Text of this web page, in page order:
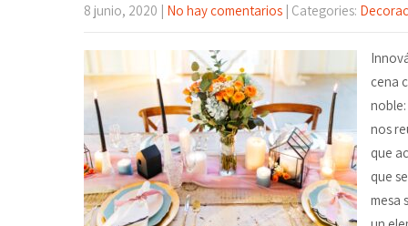
8 junio, 2020 | No hay comentarios | Categories:
cena
nos
que
que
mesa